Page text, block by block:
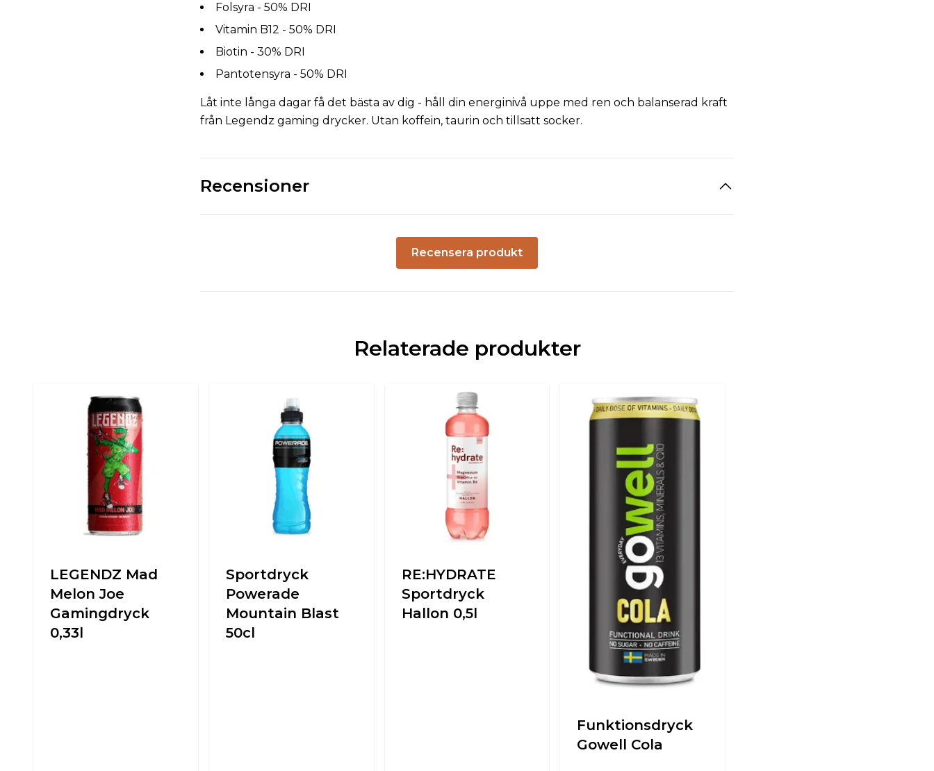
Folsyra - 50% DRI
Vitamin B12 - 50% DRI
Biotin - 30% DRI
Pantotensyra - 50% DRI
Låt inte långa dagar få det bästa av dig - håll din energinivå uppe med ren och balanserad kraft
från Legendz gaming drycker. Utan koffein, taurin och tillsatt socker.
Recensioner
Recensera produkt
Relaterade produkter
LEGENDZ Mad
Melon Joe
Gamingdryck
0,33l
Sportdryck
Powerade
Mountain Blast
50cl
RE:HYDRATE
Sportdryck
Hallon 0,5l
Funktionsdryck
Gowell Cola